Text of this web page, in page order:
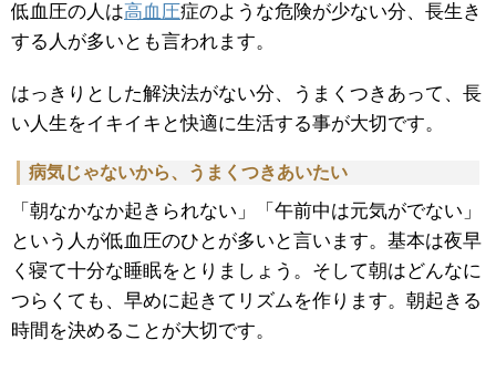
低血圧の人は高血圧症のような危険が少ない分、長生き
する人が多いとも言われます。
はっきりとした解決法がない分、うまくつきあって、長
い人生をイキイキと快適に生活する事が大切です。
病気じゃないから、うまくつきあいたい
「朝なかなか起きられない」「午前中は元気がでない」
という人が低血圧のひとが多いと言います。基本は夜早
く寝て十分な睡眠をとりましょう。そして朝はどんなに
つらくても、早めに起きてリズムを作ります。朝起きる
時間を決めることが大切です。